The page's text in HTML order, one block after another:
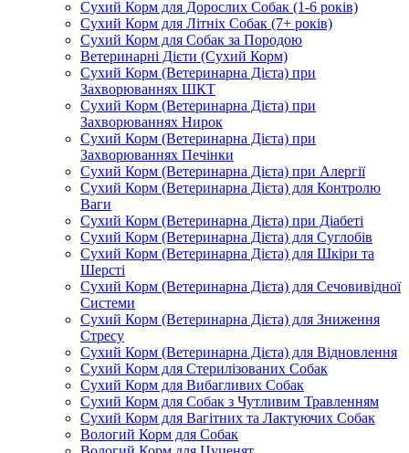
Сухий Корм для Дорослих Собак (1-6 років)
Сухий Корм для Літніх Собак (7+ років)
Сухий Корм для Собак за Породою
Ветеринарні Дієти (Сухий Корм)
Сухий Корм (Ветеринарна Дієта) при
Захворюваннях ШКТ
Сухий Корм (Ветеринарна Дієта) при
Захворюваннях Нирок
Сухий Корм (Ветеринарна Дієта) при
Захворюваннях Печінки
Сухий Корм (Ветеринарна Дієта) при Алергії
Сухий Корм (Ветеринарна Дієта) для Контролю
Ваги
Сухий Корм (Ветеринарна Дієта) при Діабеті
Сухий Корм (Ветеринарна Дієта) для Суглобів
Сухий Корм (Ветеринарна Дієта) для Шкіри та
Шерсті
Сухий Корм (Ветеринарна Дієта) для Сечовивідної
Системи
Сухий Корм (Ветеринарна Дієта) для Зниження
Стресу
Сухий Корм (Ветеринарна Дієта) для Відновлення
Сухий Корм для Стерилізованих Собак
Сухий Корм для Вибагливих Собак
Сухий Корм для Собак з Чутливим Травленням
Сухий Корм для Вагітних та Лактуючих Собак
Вологий Корм для Собак